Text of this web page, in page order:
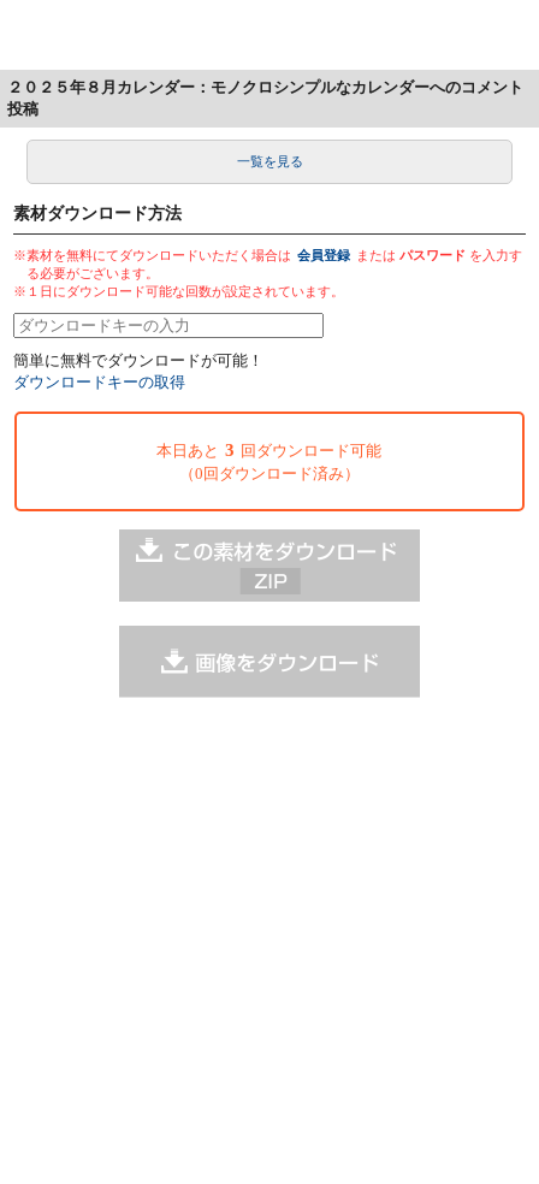
２０２５年８月カレンダー：モノクロシンプルなカレンダーへのコメント
投稿
一覧を見る
素材ダウンロード方法
※素材を無料にてダウンロードいただく場合は 会員登録 またはパスワード を入力す
る必要がございます。
※１日にダウンロード可能な回数が設定されています。
簡単に無料でダウンロードが可能！
ダウンロードキーの取得
本日あと 3 回ダウンロード可能
（0回ダウンロード済み）